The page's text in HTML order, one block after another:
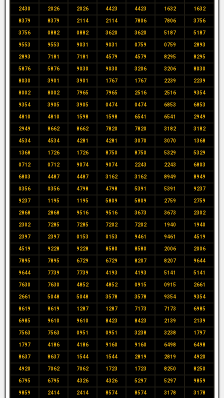
2430 2026 2026 4423 4423 1632 1632
8379 8379 2114 2114 7806 7806 3756
3756 0882 0882 3620 3620 5187 5187
9553 9553 9031 9031 0759 0759 2893
2893 7181 7181 4579 4579 8295 8295
5876 5876 9030 9030 3206 3206 8030
8030 3901 3901 1767 1767 2239 2239
8002 8002 7965 7965 2516 2516 9354
9354 3905 3905 0474 0474 6853 6853
4810 4810 1598 1598 6541 6541 2949
2949 8662 8662 7820 7820 3182 3182
4534 4534 4281 4281 3070 3070 1368
1368 1726 1726 8750 8750 5329 5329
0712 0712 9074 9074 2243 2243 6803
6803 4487 4487 3162 3162 8949 8949
0356 0356 4798 4798 5391 5391 9237
9237 1195 1195 5809 5809 2759 2759
2868 2868 9516 9516 3673 3673 2302
2302 7285 7285 7202 7202 1940 1940
2397 2397 0153 0153 9461 9461 4519
4519 9228 9228 8580 8580 2006 2006
7895 7895 6729 6729 8207 8207 9644
9644 7739 7739 4193 4193 5141 5141
7630 7630 4852 4852 0915 0915 2661
2661 5048 5048 3578 3578 9354 9354
8619 8619 1287 1287 7173 7173 6985
6985 9610 9610 8423 8423 2139 2139
7563 7563 0951 0951 3238 3238 1797
1797 4186 4186 9160 9160 6498 6498
8637 8637 1544 1544 2819 2819 4920
4920 7062 7062 1723 1723 8250 8250
6795 6795 4326 4326 5297 5297 9859
9859 2414 2414 8574 8574 3178 3178